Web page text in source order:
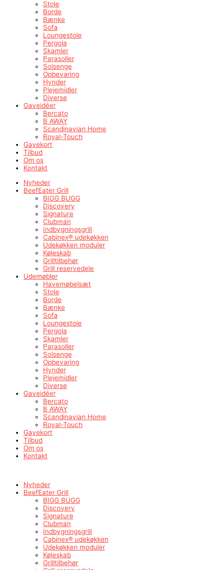
Stole
Borde
Bænke
Sofa
Loungestole
Pergola
Skamler
Parasoller
Solsenge
Opbevaring
Hynder
Plejemidler
Diverse
Gaveidéer
Bercato
B AWAY
Scandinavian Home
Royal-Touch
Gavekort
Tilbud
Om os
Kontakt
Nyheder
BeefEater Grill
BIGG BUGG
Discovery
Signature
Clubman
Indbygningsgrill
Cabinex® udekøkken
Udekøkken moduler
Køleskab
Grilltilbehør
Grill reservedele
Udemøbler
Havemøbelsæt
Stole
Borde
Bænke
Sofa
Loungestole
Pergola
Skamler
Parasoller
Solsenge
Opbevaring
Hynder
Plejemidler
Diverse
Gaveidéer
Bercato
B AWAY
Scandinavian Home
Royal-Touch
Gavekort
Tilbud
Om os
Kontakt
Nyheder
BeefEater Grill
BIGG BUGG
Discovery
Signature
Clubman
Indbygningsgrill
Cabinex® udekøkken
Udekøkken moduler
Køleskab
Grilltilbehør